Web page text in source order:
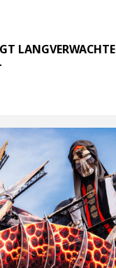
LANGVERWACHTE